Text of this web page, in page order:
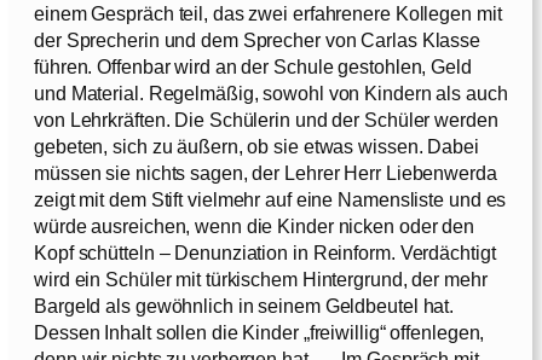
einem Gespräch teil, das zwei erfahrenere Kollegen mit
der Sprecherin und dem Sprecher von Carlas Klasse
führen. Offenbar wird an der Schule gestohlen, Geld
und Material. Regelmäßig, sowohl von Kindern als auch
von Lehrkräften. Die Schülerin und der Schüler werden
gebeten, sich zu äußern, ob sie etwas wissen. Dabei
müssen sie nichts sagen, der Lehrer Herr Liebenwerda
zeigt mit dem Stift vielmehr auf eine Namensliste und es
würde ausreichen, wenn die Kinder nicken oder den
Kopf schütteln – Denunziation in Reinform. Verdächtigt
wird ein Schüler mit türkischem Hintergrund, der mehr
Bargeld als gewöhnlich in seinem Geldbeutel hat.
Dessen Inhalt sollen die Kinder „freiwillig“ offenlegen,